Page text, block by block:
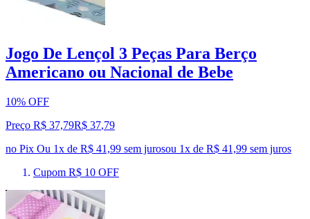
Jogo De Lençol 3 Peças Para Berço
Americano ou Nacional de Bebe
10% OFF
Preço R$ 37,79R$ 37,79
no Pix Ou 1x de R$ 41,99 sem jurosou 1x de R$ 41,99 sem juros
Cupom R$ 10 OFF